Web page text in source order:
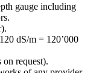
gauge including
dS/m = 120’000
request).